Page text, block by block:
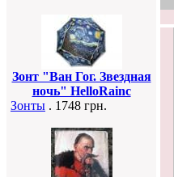
Зонт "Ван Гог. Звездная
ночь" HelloRainc
Зонты . 1748 грн.